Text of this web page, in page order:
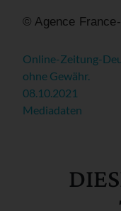
© Agence
Online-Zeitung-
ohne Gewähr.
08.10.2021
Mediadaten